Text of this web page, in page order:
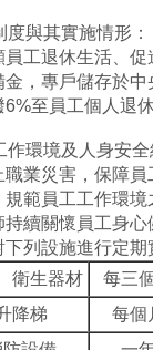
度與其實施情形：
員工退休生活、
金，專戶儲存於
6%至員工個人退
作環境及人身安
職業災害，保障
規範員工工作環
持續關懷員工身
下列設施進行定
衛生器材
每三
降梯
每個